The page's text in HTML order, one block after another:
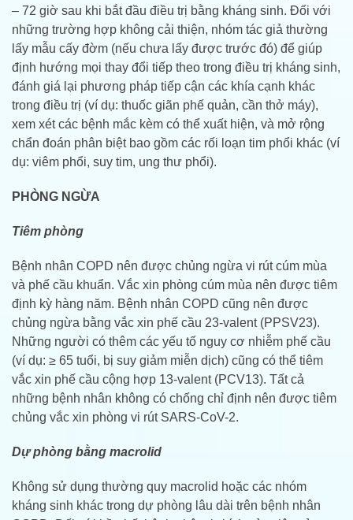
– 72 giờ sau khi bắt đầu điều trị bằng kháng sinh. Đối với
những trường hợp không cải thiện, nhóm tác giả thường
lấy mẫu cấy đờm (nếu chưa lấy được trước đó) để giúp
định hướng mọi thay đổi tiếp theo trong điều trị kháng sinh,
đánh giá lại phương pháp tiếp cận các khía cạnh khác
trong điều trị (ví dụ: thuốc giãn phế quản, cần thở máy),
xem xét các bệnh mắc kèm có thể xuất hiện, và mở rộng
chẩn đoán phân biệt bao gồm các rối loạn tim phổi khác (ví
dụ: viêm phổi, suy tim, ung thư phổi).
PHÒNG NGỪA
Tiêm phòng
Bệnh nhân COPD nên được chủng ngừa vi rút cúm mùa
và phế cầu khuẩn. Vắc xin phòng cúm mùa nên được tiêm
định kỳ hàng năm. Bệnh nhân COPD cũng nên được
chủng ngừa bằng vắc xin phế cầu 23-valent (PPSV23).
Những người có thêm các yếu tố nguy cơ nhiễm phế cầu
(ví dụ: ≥ 65 tuổi, bị suy giảm miễn dịch) cũng có thể tiêm
vắc xin phế cầu cộng hợp 13-valent (PCV13). Tất cả
những bệnh nhân không có chống chỉ định nên được tiêm
chủng vắc xin phòng vi rút SARS-CoV-2.
Dự phòng bằng macrolid
Không sử dụng thường quy macrolid hoặc các nhóm
kháng sinh khác trong dự phòng lâu dài trên bệnh nhân